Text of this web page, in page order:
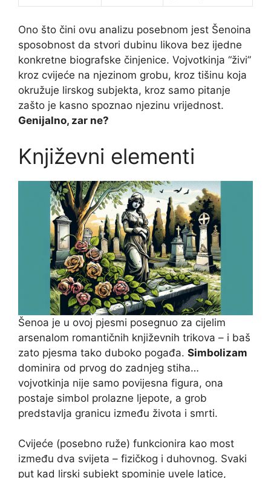
Ono što čini ovu analizu posebnom jest Šenoina
sposobnost da stvori dubinu likova bez ijedne
konkretne biografske činjenice. Vojvotkinja “živi”
kroz cvijeće na njezinom grobu, kroz tišinu koja
okružuje lirskog subjekta, kroz samo pitanje
zašto je kasno spoznao njezinu vrijednost.
Genijalno, zar ne?
Književni elementi
Šenoa je u ovoj pjesmi posegnuo za cijelim
arsenalom romantičnih književnih trikova – i baš
zato pjesma tako duboko pogađa. Simbolizam
dominira od prvog do zadnjeg stiha…
vojvotkinja nije samo povijesna figura, ona
postaje simbol prolazne ljepote, a grob
predstavlja granicu između života i smrti.
Cvijeće (posebno ruže) funkcionira kao most
između dva svijeta – fizičkog i duhovnog. Svaki
put kad lirski subjekt spominje uvele latice,